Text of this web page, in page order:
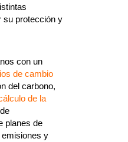
su protección y
con un
de cambio
del carbono,
de la
planes de
y